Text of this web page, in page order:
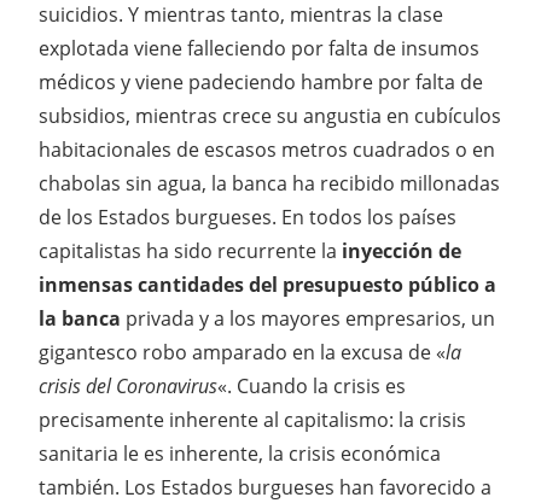
suicidios. Y mientras tanto, mientras la clase
explotada viene falleciendo por falta de insumos
médicos y viene padeciendo hambre por falta de
subsidios, mientras crece su angustia en cubículos
habitacionales de escasos metros cuadrados o en
chabolas sin agua, la banca ha recibido millonadas
de los Estados burgueses. En todos los países
capitalistas ha sido recurrente la inyección de
inmensas cantidades del presupuesto público a
la banca privada y a los mayores empresarios, un
gigantesco robo amparado en la excusa de «la
crisis del Coronavirus«. Cuando la crisis es
precisamente inherente al capitalismo: la crisis
sanitaria le es inherente, la crisis económica
también. Los Estados burgueses han favorecido a